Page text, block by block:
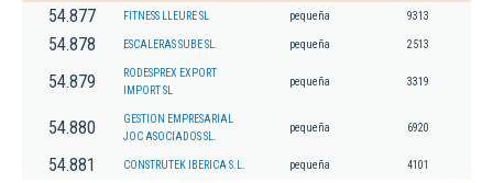
54.877 FITNESS LLEURE SL pequeña 9313
54.878 ESCALERAS SUBE SL. pequeña 2513
54.879
RODESPREX EXPORT
IMPORT SL
pequeña 3319
54.880
GESTION EMPRESARIAL
JOC ASOCIADOS SL.
pequeña 6920
54.881 CONSTRUTEK IBERICA S.L. pequeña 4101